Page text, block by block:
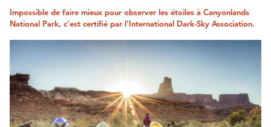
Impossible de faire mieux pour observer les étoiles à Canyonlands
National Park, c'est certifié par l'International Dark-Sky Association.